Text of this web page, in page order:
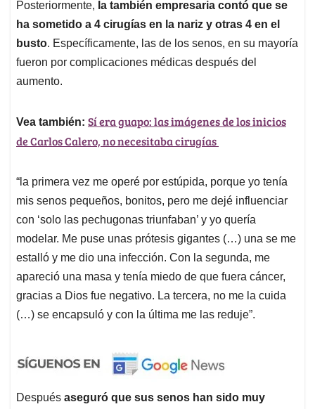
Posteriormente, la también empresaria contó que se
ha sometido a 4 cirugías en la nariz y otras 4 en el
busto. Específicamente, las de los senos, en su mayoría
fueron por complicaciones médicas después del
aumento.
Vea también: Sí era guapo: las imágenes de los inicios
de Carlos Calero, no necesitaba cirugías
“la primera vez me operé por estúpida, porque yo tenía
mis senos pequeños, bonitos, pero me dejé influenciar
con ‘solo las pechugonas triunfaban’ y yo quería
modelar. Me puse unas prótesis gigantes (…) una se me
estalló y me dio una infección. Con la segunda, me
apareció una masa y tenía miedo de que fuera cáncer,
gracias a Dios fue negativo. La tercera, no me la cuida
(…) se encapsuló y con la última me las reduje”.
Después aseguró que sus senos han sido muy